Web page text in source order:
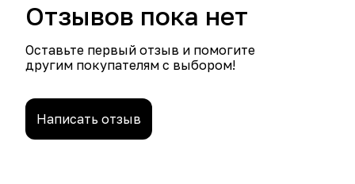
Отзывов пока нет
Оставьте первый отзыв и помогите
другим покупателям с выбором!
Написать отзыв